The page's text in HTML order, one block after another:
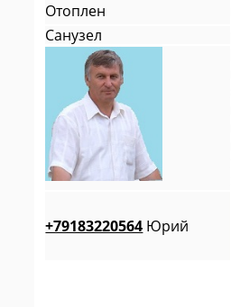
Отоплен
Санузел
+79183220564 Юрий